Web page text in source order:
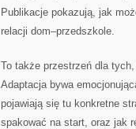
Publikacje pokazują, jak
relacji dom–przedszkole.
To także przestrzeń dla
Adaptacja bywa
pojawiają się tu konkretne
spakować na start, oraz jak